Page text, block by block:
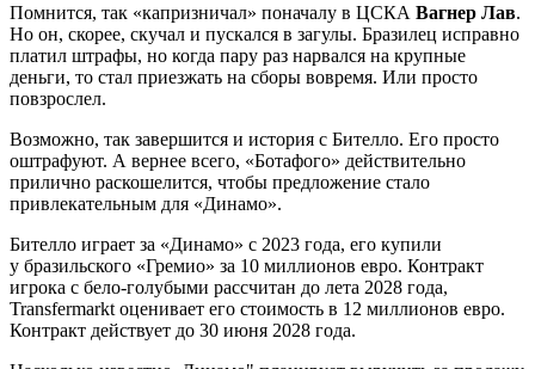
Помнится, так «капризничал» поначалу в ЦСКА Вагнер Лав.
Но он, скорее, скучал и пускался в загулы. Бразилец исправно
платил штрафы, но когда пару раз нарвался на крупные
деньги, то стал приезжать на сборы вовремя. Или просто
повзрослел.
Возможно, так завершится и история с Бителло. Его просто
оштрафуют. А вернее всего, «Ботафого» действительно
прилично раскошелится, чтобы предложение стало
привлекательным для «Динамо».
Бителло играет за «Динамо» с 2023 года, его купили
у бразильского «Гремио» за 10 миллионов евро. Контракт
игрока с бело-голубыми рассчитан до лета 2028 года,
Transfermarkt оценивает его стоимость в 12 миллионов евро.
Контракт действует до 30 июня 2028 года.